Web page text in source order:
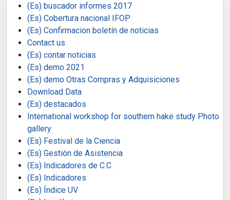
(Es) buscador informes 2017
(Es) Cobertura nacional IFOP
(Es) Confirmacion boletín de noticias
Contact us
(Es) contar noticias
(Es) demo 2021
(Es) demo Otras Compras y Adquisiciones
Download Data
(Es) destacados
International workshop for southern hake study Photo
gallery
(Es) Festival de la Ciencia
(Es) Gestión de Asistencia
(Es) Indicadores de C.C.
(Es) Indicadores
(Es) Índice UV